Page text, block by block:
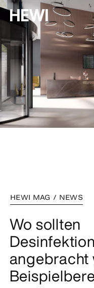
HEWI MAG / NEWS
Wo sollten
angebracht